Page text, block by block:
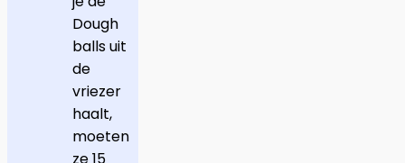
Dough
balls uit
de
vriezer
haalt,
moeten